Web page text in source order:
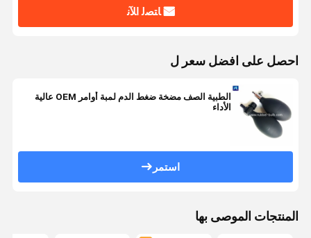
ﺎﺘﺼﻟ ﺍﻶﻧ
احصل على افضل سعر ل
الطبية الصف مضخة ضغط الدم لمبة أوامر OEM عالية
الأداء
استمر
المنتجات الموصى بها